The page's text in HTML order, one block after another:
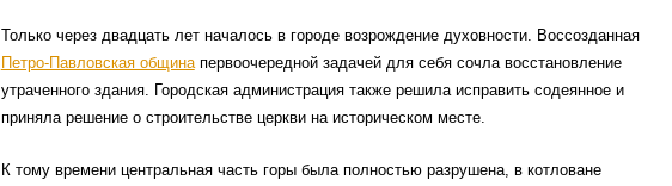
Только через двадцать лет началось в городе возрождение духовности. Воссозданная
Петро-Павловская общинапервоочередной задачей для себя сочла восстановление
утраченного здания. Городская администрация также решила исправить содеянное и
приняла решение о строительстве церкви на историческом месте.
К тому времени центральная часть горы была полностью разрушена, в котловане